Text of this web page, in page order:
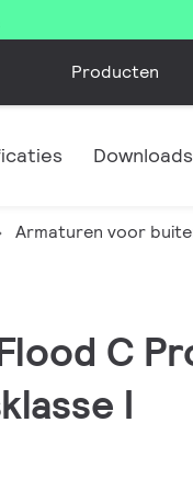
Producten
Downloads
Armaturen voor
C
I